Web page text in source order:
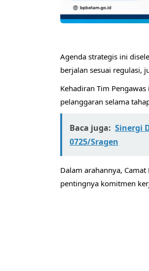
​Agenda strategis ini
berjalan sesuai regulasi,
Kehadiran Tim
pelanggaran selama
Baca juga: Sinergi
0725/Sragen
​Dalam arahannya,
pentingnya komitmen